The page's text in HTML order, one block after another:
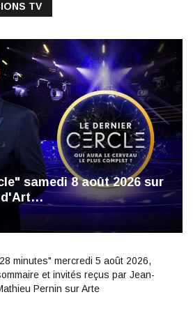
TV
samedi 8 août 2026 sur
d'Art…
minutes" mercredi 5 août 2026,
et invités reçus par Jean-
Pernin sur Arte